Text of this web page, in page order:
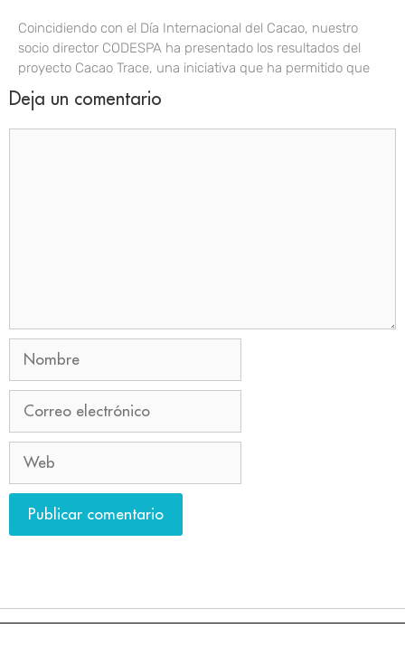
Coincidiendo con el Día Internacional del Cacao, nuestro
socio director CODESPA ha presentado los resultados del
proyecto Cacao Trace, una iniciativa que ha permitido que
Deja un comentario